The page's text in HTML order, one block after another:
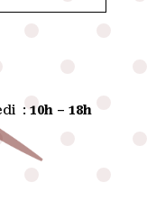
: 10h – 18h